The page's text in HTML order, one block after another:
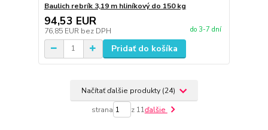
Baulich rebrík 3,19 m hliníkový do 150 kg
94,53 EUR
76,85 EUR bez DPH do 3-7 dní
Pridať do košíka
Načítať ďalšie produkty (24)
strana z 11ďalšie